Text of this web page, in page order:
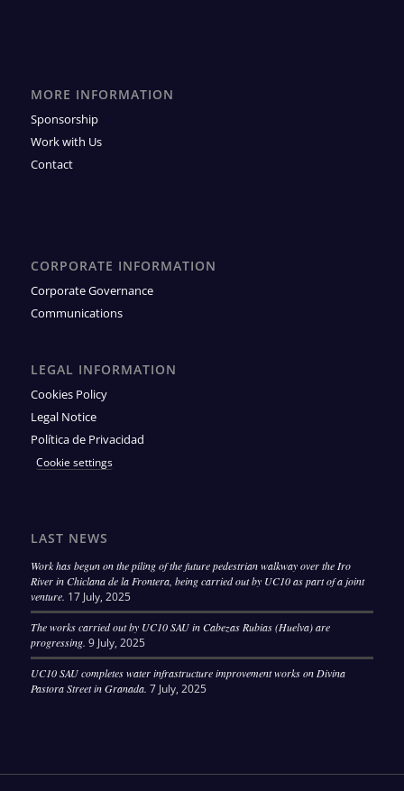
MORE INFORMATION
Sponsorship
Work with Us
Contact
CORPORATE INFORMATION
Corporate Governance
Communications
LEGAL INFORMATION
Cookies Policy
Legal Notice
Política de Privacidad
Cookie settings
LAST NEWS
Work has begun on the piling of the future pedestrian walkway over the Iro
River in Chiclana de la Frontera, being carried out by UC10 as part of a joint
venture. 17 July, 2025
The works carried out by UC10 SAU in Cabezas Rubias (Huelva) are
progressing. 9 July, 2025
UC10 SAU completes water infrastructure improvement works on Divina
Pastora Street in Granada. 7 July, 2025